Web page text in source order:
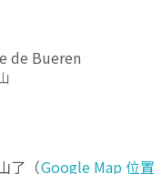
了（Google Map 位置